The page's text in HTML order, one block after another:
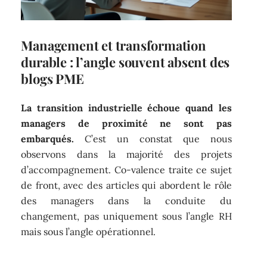
Management et transformation
durable : l’angle souvent absent des
blogs PME
La transition industrielle échoue quand les
managers de proximité ne sont pas
embarqués. C’est un constat que nous
observons dans la majorité des projets
d’accompagnement. Co-valence traite ce sujet
de front, avec des articles qui abordent le rôle
des managers dans la conduite du
changement, pas uniquement sous l’angle RH
mais sous l’angle opérationnel.